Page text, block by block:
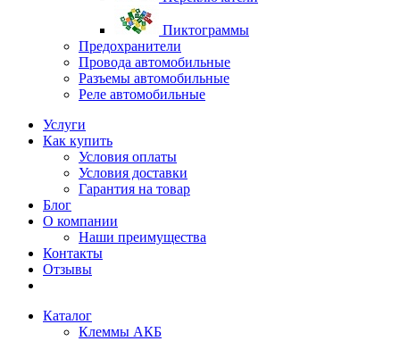
Пиктограммы
Предохранители
Провода автомобильные
Разъемы автомобильные
Реле автомобильные
Услуги
Как купить
Условия оплаты
Условия доставки
Гарантия на товар
Блог
О компании
Наши преимущества
Контакты
Отзывы
Каталог
Клеммы АКБ